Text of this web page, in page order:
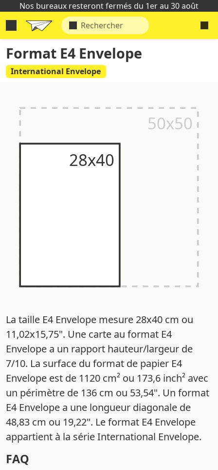
Nos bureaux resteront fermés du 1er au 30 août
Format E4 Envelope
International Envelope
La taille E4 Envelope mesure 28x40 cm ou
11,02x15,75". Une carte au format E4
Envelope a un rapport hauteur/largeur de
7/10. La surface du format de papier E4
Envelope est de 1120 cm² ou 173,6 inch² avec
un périmètre de 136 cm ou 53,54". Un format
E4 Envelope a une longueur diagonale de
48,83 cm ou 19,22". Le format E4 Envelope
appartient à la série International Envelope.
FAQ